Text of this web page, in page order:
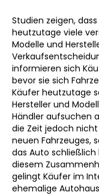
‍Studien zeigen,
heutzutage viele
Modelle und
informieren sich
bevor sie sich
Käufer heutzutage
Hersteller und
Händler aufsuchen
die Zeit jedoch
neuen Fahrzeuges,
das Auto schließlich
diesem
gelingt Käufer im
ehemalige